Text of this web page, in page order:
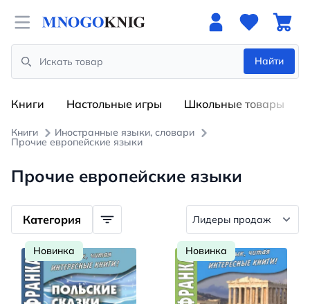
Open menu
Search
Найти
Книги Настольные игры Школьные товары
Книги Иностранные языки, словари
Прочие европейские языки
Прочие европейские языки
Категория
Новинка Новинка